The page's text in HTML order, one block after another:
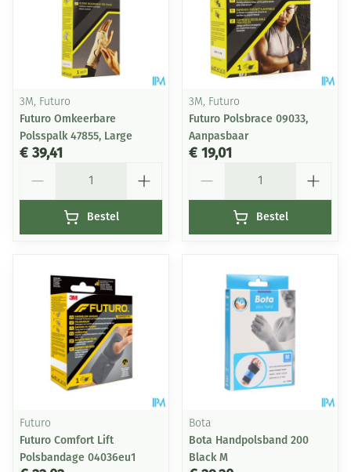
3M, Futuro
Futuro Omkeerbare
Polsspalk 47855, Large
€ 39,41
Bestel
3M, Futuro
Futuro Polsbrace 09033,
Aanpasbaar
€ 19,01
Bestel
Futuro
Futuro Comfort Lift
Polsbandage 04036eu1
Bota
Bota Handpolsband 200
Black M